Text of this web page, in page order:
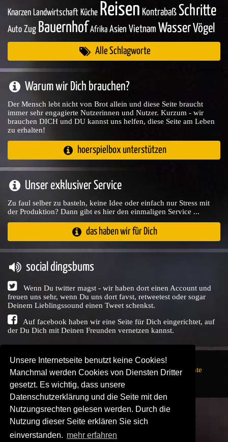
Unsere Internetseite benutzt keine Cookies!
Manchmal werden Cookies von Diensten Dritter
gesetzt. Es wichtig, dass unsere
Datenschutzerklärung und die Seite mit den
Nutzungsrechten gelesen werden. Durch die
Nutzung dieser Seite erklären Sie sich
einverstanden. mehr erfahren
Knarzen Landwirtschaft Küche Reisen Kontrabaß Schritte
Auto Zug Bauernhof Afrika Asien Vietnam WasserVögel
Alle Schlagworte
Warum wir Dich brauchen?
Der Mensch lebt nicht von Brot allein und diese Seite braucht
immer sehr engagierte Nutzerinnen und Nutzer. Kurzum - wir
brauchen DICH und DU kannst uns helfen, diese Seite am Leben
zu erhalten!
hoerspielbox unterstützen
Unser exklusiver Service
Zu faul selber zu basteln, keine Idee oder einfach nur Stress mit
der Produktion? Dann gibt es hier den einmaligen Service ...
das haben wir für Dich
social dingsbums
Wenn Du twitter magst - wir haben dort einen Account und
freuen uns sehr, wenn Du uns dort favst, retweetest oder sogar
Deinem Lieblingssound einen Tweet schenkst.
Auf facebook haben wir eine Seite für Dich eingerichtet, auf
der Du Dich mit Deinen Freunden vernetzen kannst.
Copyright © Audio Union GbR, 1999 - 2026,Nutzungsrechte
SENDEPLATZ ↗